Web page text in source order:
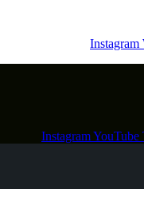
Instagram
InstagramYouTube